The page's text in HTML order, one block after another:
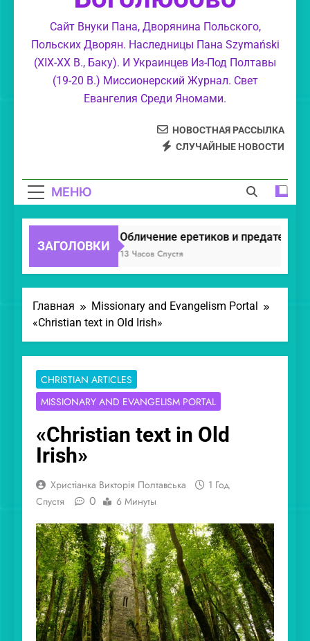
Великолепие Божие.
Обличение еретиков, уклонившихся в
суемудрие.
Свет Православия.
Сайт Внуки Пана, Дворянина Польского,
Польских Дворян. Наследницы Пана Szymański
(XIX-XX В., Баку). И Украинцев Из-Под Полтавы
(19-20 В.) Миссионерский Журнал. Свет
Евангелия Среди Яномами.
НОВОСТНАЯ РАССЫЛКА
СЛУЧАЙНЫЕ НОВОСТИ
МЕНЮ
ЗАГОЛОВКИ
Обличение еретиков и предателей.
13 Часов Спустя
Главная
Missionary and Evangelism Portal
«Christian text in Old Irish»
CHRISTIAN ARTICLES
MISSIONARY AND EVANGELISM PORTAL
«Christian text in Old
Irish»
Христіанка Викторія Полтавська
1 Год
Спустя
0 6 Минуты